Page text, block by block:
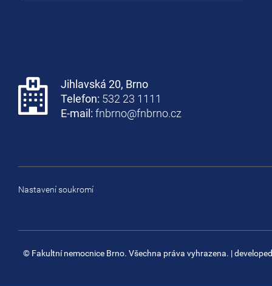
Jihlavská 20, Brno
Telefon: 532 23 1111
E-mail: fnbrno@fnbrno.cz
Nastavení soukromí
© Fakultní nemocnice Brno. Všechna práva vyhrazena. |